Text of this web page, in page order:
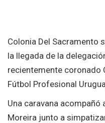
Colonia Del Sacramento
la llegada de la
recientemente coronado
Fútbol Profesional
Una caravana acompañó
Moreira junto a